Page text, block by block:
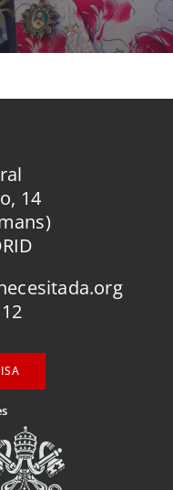
14